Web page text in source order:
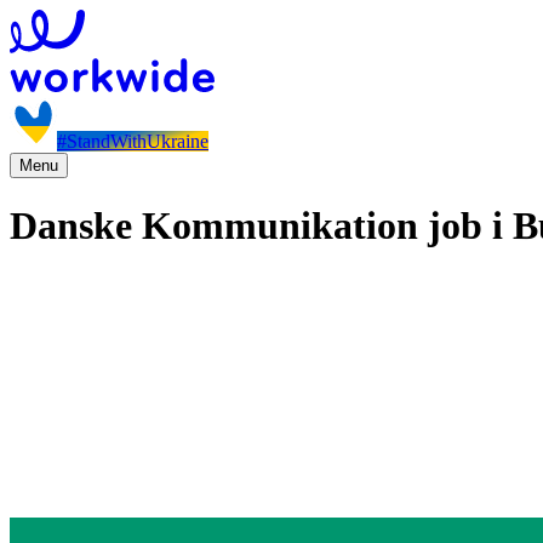
#StandWithUkraine
Menu
Danske Kommunikation job i